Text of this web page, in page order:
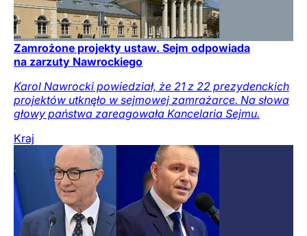
Zamrożone projekty ustaw. Sejm odpowiada
na zarzuty Nawrockiego
Karol Nawrocki powiedział, że 21 z 22 prezydenckich
projektów utknęło w sejmowej zamrażarce. Na słowa
głowy państwa zareagowała Kancelaria Sejmu.
Kraj